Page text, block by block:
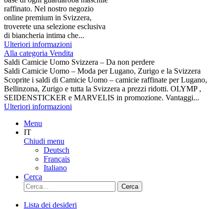
raffinato. Nel nostro negozio
online premium in Svizzera,
troverete una selezione esclusiva
di biancheria intima che...
Ulteriori informazioni
Alla categoria Vendita
Saldi Camicie Uomo Svizzera – Da non perdere
Saldi Camicie Uomo – Moda per Lugano, Zurigo e la Svizzera
Scoprite i saldi di Camicie Uomo – camicie raffinate per Lugano,
Bellinzona, Zurigo e tutta la Svizzera a prezzi ridotti. OLYMP ,
SEIDENSTICKER e MARVELIS in promozione. Vantaggi...
Ulteriori informazioni
Menu
IT
Chiudi menu
Deutsch
Français
Italiano
Cerca
Cerca
Lista dei desideri